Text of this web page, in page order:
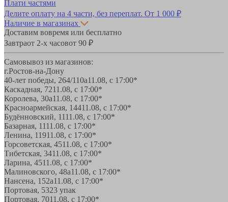
Плати частями
Делите оплату на 4 части, без переплат. От 1 000 ₽
Наличие в магазинах
Доставим вовремя или бесплатно
Завтраот 2-х часовот 90 ₽
Самовывоз из магазинов:
г.Ростов-на-Дону
40-лет победы, 264/110а11.08, с 17:00*
Каскадная, 7211.08, с 17:00*
Королева, 30а11.08, с 17:00*
Красноармейская, 14411.08, с 17:00*
Будённовский, 1111.08, с 17:00*
Базарная, 1111.08, с 17:00*
Ленина, 11911.08, с 17:00*
Горсоветская, 4511.08, с 17:00*
Тибетская, 3411.08, с 17:00*
Ларина, 4511.08, с 17:00*
Малиновского, 48а11.08, с 17:00*
Нансена, 152а11.08, с 17:00*
Портовая, 5323 упак
Портовая, 7011.08, с 17:00*